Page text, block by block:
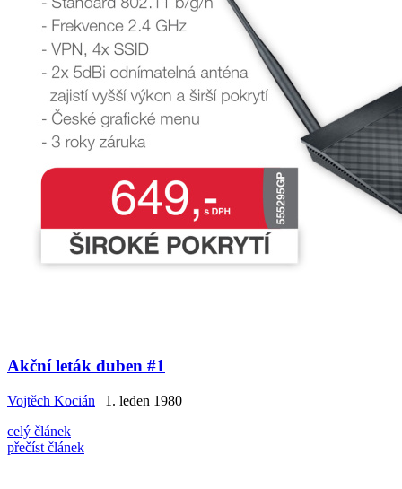
Akční leták duben #1
Vojtěch Kocián | 1. leden 1980
celý článek
přečíst článek